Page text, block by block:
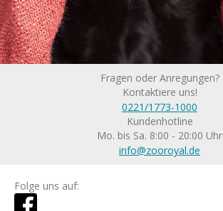
Fragen oder Anregungen?
Kontaktiere uns!
0221/1773-1000
Kundenhotline
Mo. bis Sa. 8:00 - 20:00 Uhr
info@zooroyal.de
Folge uns auf: